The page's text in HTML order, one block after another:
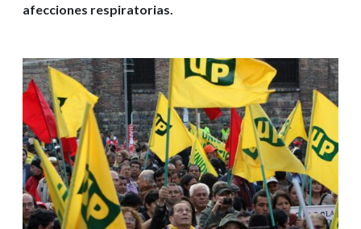
afecciones respiratorias.